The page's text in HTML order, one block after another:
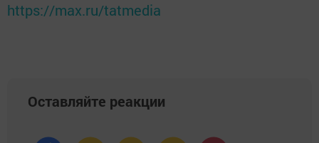
https://max.ru/tatmedia
Оставляйте реакции